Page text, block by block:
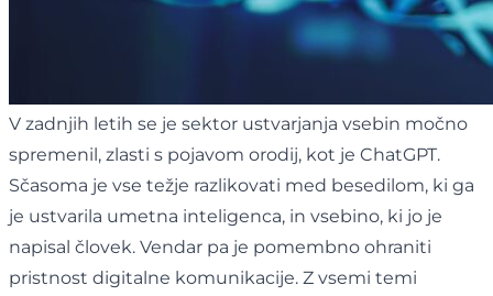
V zadnjih letih se je sektor ustvarjanja vsebin močno
spremenil, zlasti s pojavom orodij, kot je ChatGPT.
Sčasoma je vse težje razlikovati med besedilom, ki ga
je ustvarila umetna inteligenca, in vsebino, ki jo je
napisal človek. Vendar pa je pomembno ohraniti
pristnost digitalne komunikacije. Z vsemi temi